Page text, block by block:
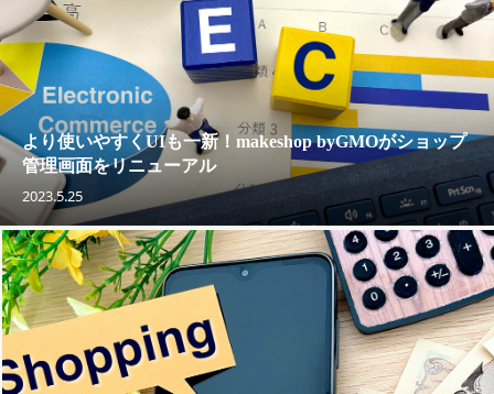
より使いやすくUIも一新！makeshop byGMOがショップ
管理画面をリニューアル
2023.5.25